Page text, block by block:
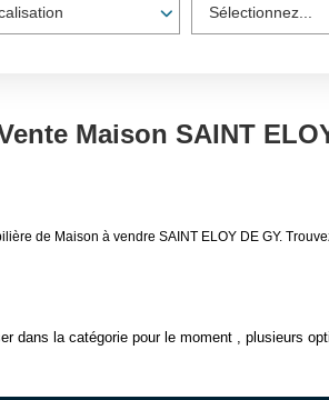
Sélectionnez...
Maison SAINT
de Maison à vendre SAINT ELOY DE GY.
dans la catégorie pour le moment , plusieurs